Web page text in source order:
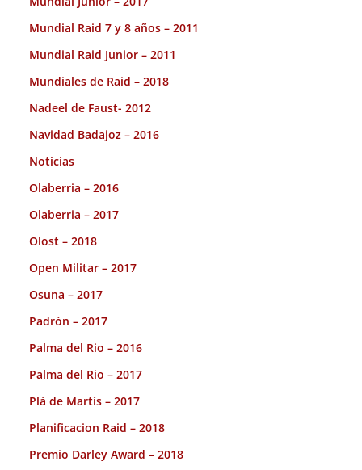
Mundial Raid 7 y 8 años – 2011
Mundial Raid Junior – 2011
Mundiales de Raid – 2018
Nadeel de Faust- 2012
Navidad Badajoz – 2016
Noticias
Olaberria – 2016
Olaberria – 2017
Olost – 2018
Open Militar – 2017
Osuna – 2017
Padrón – 2017
Palma del Rio – 2016
Palma del Rio – 2017
Plà de Martís – 2017
Planificacion Raid – 2018
Premio Darley Award – 2018